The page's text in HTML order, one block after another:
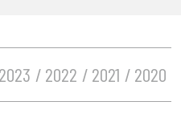
2023 2022 2021 2020